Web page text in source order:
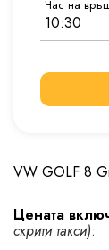
Час на
VW GOLF 8
Цената
скрити такси):